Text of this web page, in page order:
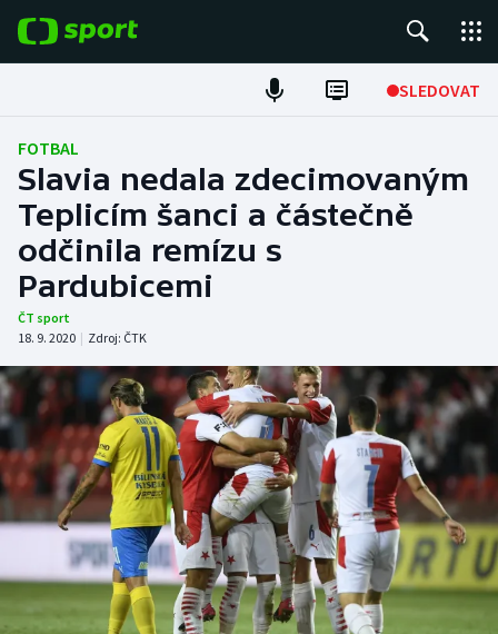
SLEDOVAT
Fotbal
Hokej
Tenis
Atletika
DALŠÍ SPORTY
Americký fotbal
Baseball a softbal
Basketbal
Biatlon
NEPŘEHLÉDNĚTE
Soutěže
Historické návraty
Aplikace ČT sport
FOTBAL
Slavia nedala zdecimovaným
Teplicím šanci a částečně
odčinila remízu s
Pardubicemi
ČT sport
18. 9. 2020 | Zdroj: ČTK